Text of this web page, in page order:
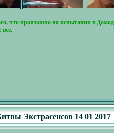
что произошло на испытании в
все.
Экстрасенсов 14 01 2017